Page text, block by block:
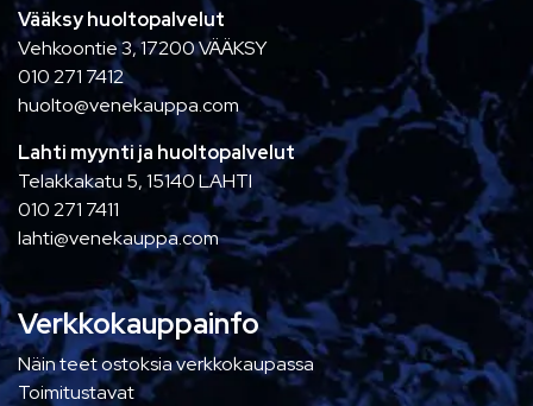
Vääksy huoltopalvelut
Vehkoontie 3, 17200 VÄÄKSY
010 271 7412
huolto@venekauppa.com
Lahti myynti ja huoltopalvelut
Telakkakatu 5, 15140 LAHTI
010 271 7411
lahti@venekauppa.com
Verkkokauppainfo
Näin teet ostoksia verkkokaupassa
Toimitustavat